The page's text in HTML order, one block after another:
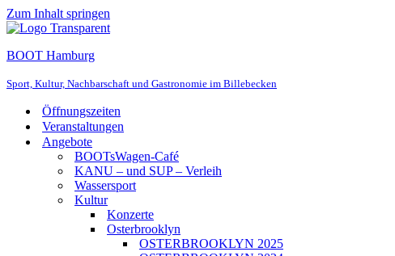
Zum Inhalt springen
BOOT Hamburg
Sport, Kultur, Nachbarschaft und Gastronomie im Billebecken
Öffnungszeiten
Veranstaltungen
Angebote
BOOTsWagen-Café
KANU – und SUP – Verleih
Wassersport
Kultur
Konzerte
Osterbrooklyn
OSTERBROOKLYN 2025